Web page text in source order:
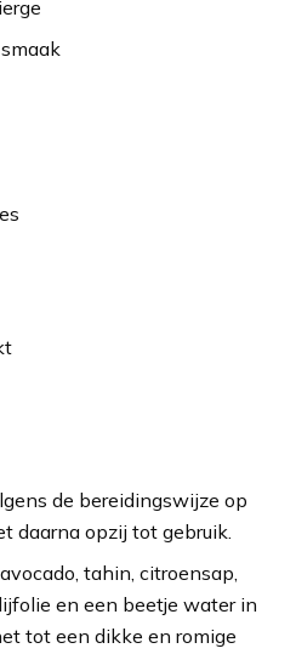
de bereidingswijze op
daarna opzij tot gebruik.
tahin, citroensap,
en een beetje water in
tot een dikke en romige